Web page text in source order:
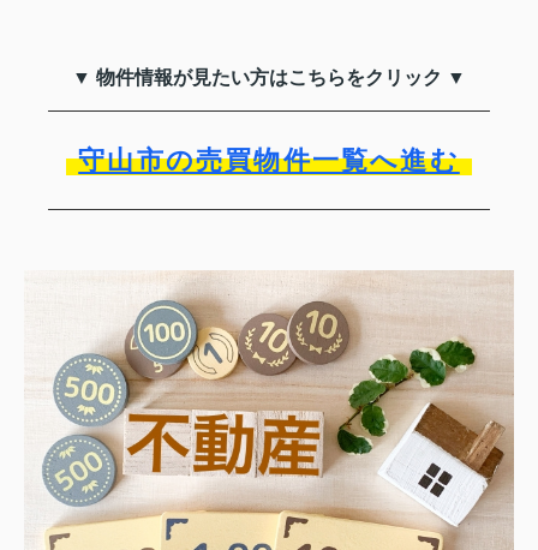
▼ 物件情報が見たい方はこちらをクリック ▼
守山市の売買物件一覧へ進む